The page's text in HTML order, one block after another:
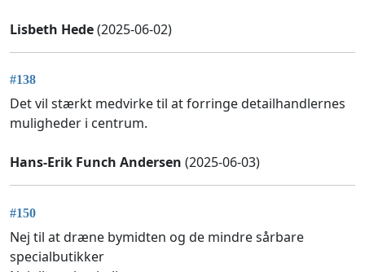
Lisbeth Hede(2025-06-02)
#138
Det vil stærkt medvirke til at forringe detailhandlernes
muligheder i centrum.
Hans-Erik Funch Andersen (2025-06-03)
#150
Nej til at dræne bymidten og de mindre sårbare
specialbutikker